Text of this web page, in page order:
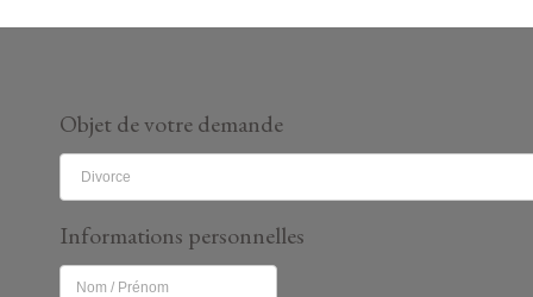
Objet de votre demande
Informations personnelles